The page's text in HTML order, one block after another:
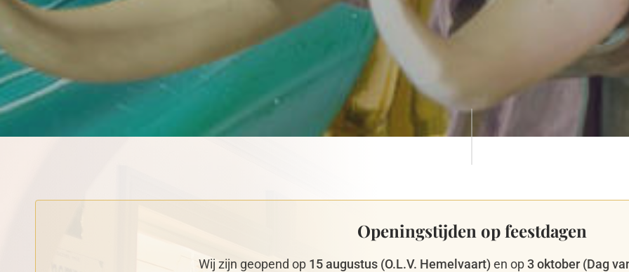
Openingstijden op feestdagen
Wij zijn geopend op 15 augustus (O.L.V. Hemelvaart)en op3 oktober (Dag